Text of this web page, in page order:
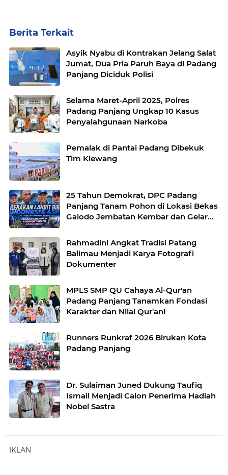
Berita Terkait
Asyik Nyabu di Kontrakan Jelang Salat
Jumat, Dua Pria Paruh Baya di Padang
Panjang Diciduk Polisi
Selama Maret-April 2025, Polres
Padang Panjang Ungkap 10 Kasus
Penyalahgunaan Narkoba
Pemalak di Pantai Padang Dibekuk
Tim Klewang
25 Tahun Demokrat, DPC Padang
Panjang Tanam Pohon di Lokasi Bekas
Galodo Jembatan Kembar dan Gelar
Rahmadini Angkat Tradisi Patang
Balimau Menjadi Karya Fotografi
Dokumenter
MPLS SMP QU Cahaya Al-Qur'an
Padang Panjang Tanamkan Fondasi
Karakter dan Nilai Qur'ani
Runners Runkraf 2026 Birukan Kota
Padang Panjang
Dr. Sulaiman Juned Dukung Taufiq
Ismail Menjadi Calon Penerima Hadiah
Nobel Sastra
IKLAN